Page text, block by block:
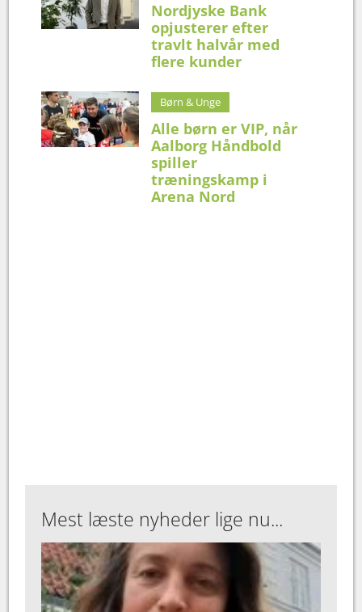
Nordjyske Bank
opjusterer efter
travlt halvår med
flere kunder
Børn & Unge
Alle børn er VIP, når
Aalborg Håndbold
spiller
træningskamp i
Arena Nord
Mest læste nyheder lige nu...